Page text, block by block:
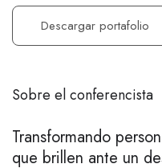
Descargar portafolio
Sobre el conferencista
Transformando
que brillen ante un